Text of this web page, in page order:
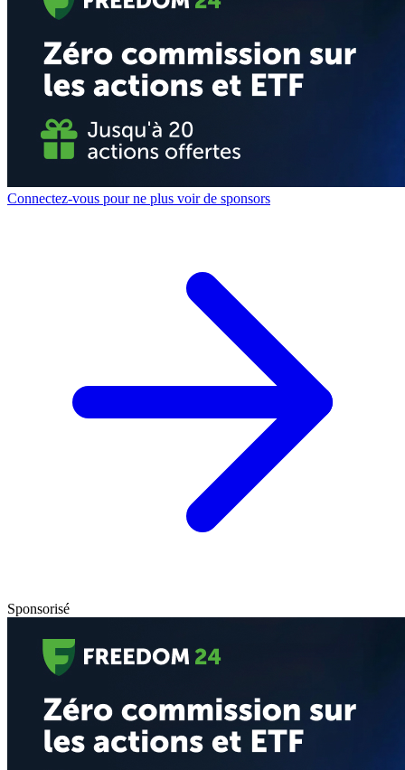
Connectez-vous pour ne plus voir de sponsors
Sponsorisé